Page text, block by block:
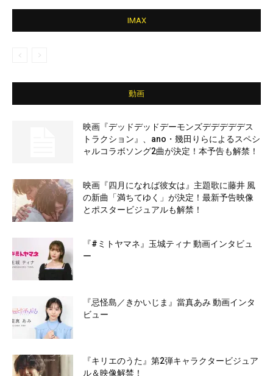
IMAX
動画
映画『デッドデッドデーモンズデデデデデス
トラクション』、ano・幾田りらによるスペシ
ャルコラボソング2曲が決定！本予告も解禁！
映画『四月になれば彼女は』主題歌に藤井 風
の新曲「満ちてゆく」が決定！最新予告映像
とポスタービジュアルも解禁！
『#ミトヤマネ』玉城ティナ 動画インタビュ
ー
『忌怪島／きかいじま』當真あみ 動画インタ
ビュー
『キリエのうた』第2弾キャラクタービジュア
ル＆映像解禁！